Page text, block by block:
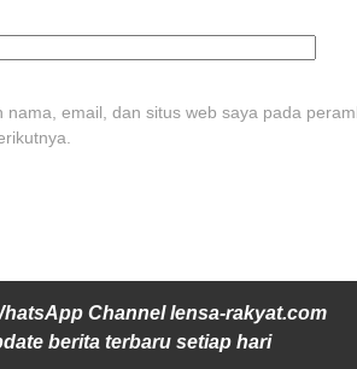
nama, email, dan situs web saya pada
Channel lensa-rakyat.com
berita terbaru setiap hari